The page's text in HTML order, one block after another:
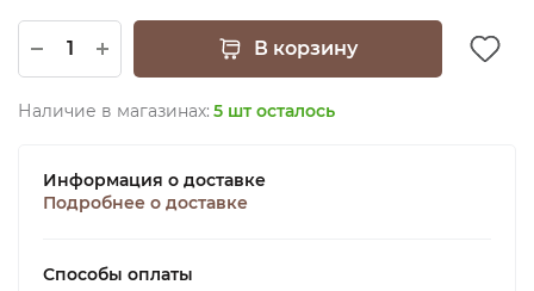
В корзину
Наличие в магазинах: 5 шт осталось
Информация о доставке
Подробнее о доставке
Способы оплаты